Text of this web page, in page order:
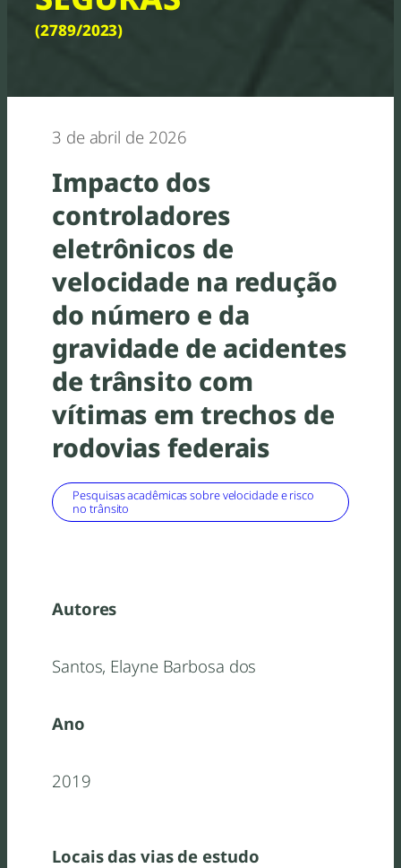
(2789/2023)
3 de abril de 2026
Impacto dos
controladores
eletrônicos de
velocidade na redução
do número e da
gravidade de acidentes
de trânsito com
vítimas em trechos de
rodovias federais
Pesquisas acadêmicas sobre velocidade e risco
no trânsito
Autores
Santos, Elayne Barbosa dos
Ano
2019
Locais das vias de estudo